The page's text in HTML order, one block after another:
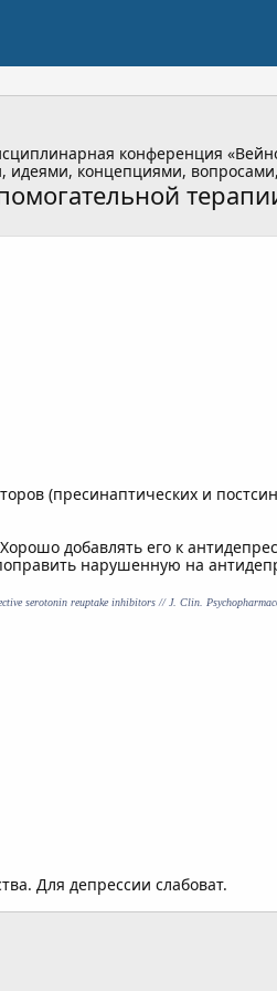
конференция
идеями, концепциями,
(пресинаптических и
добавлять его к
нарушенную на
serotonin reuptake inhibitors // J. Clin.
Для депрессии слабоват.